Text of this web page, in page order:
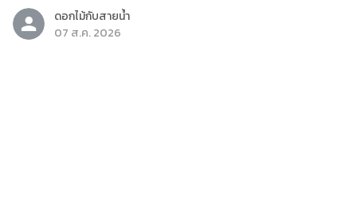
ดอกไม้กับสายน้ำ
07 ส.ค. 2026